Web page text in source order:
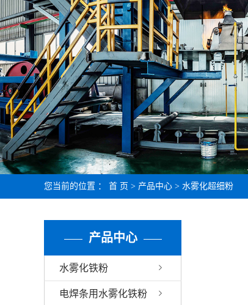
您当前的位置 ： 首 页 > 产品中心 > 水雾化超细粉
产品中心
水雾化铁粉
电焊条用水雾化铁粉